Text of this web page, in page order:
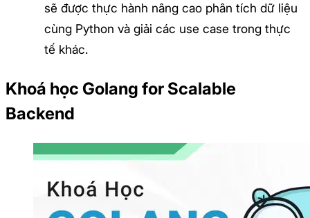
sẽ được thực hành nâng cao phân tích dữ liệu
cùng Python và giải các use case trong thực
tế khác.
Khoá học Golang for Scalable
Backend